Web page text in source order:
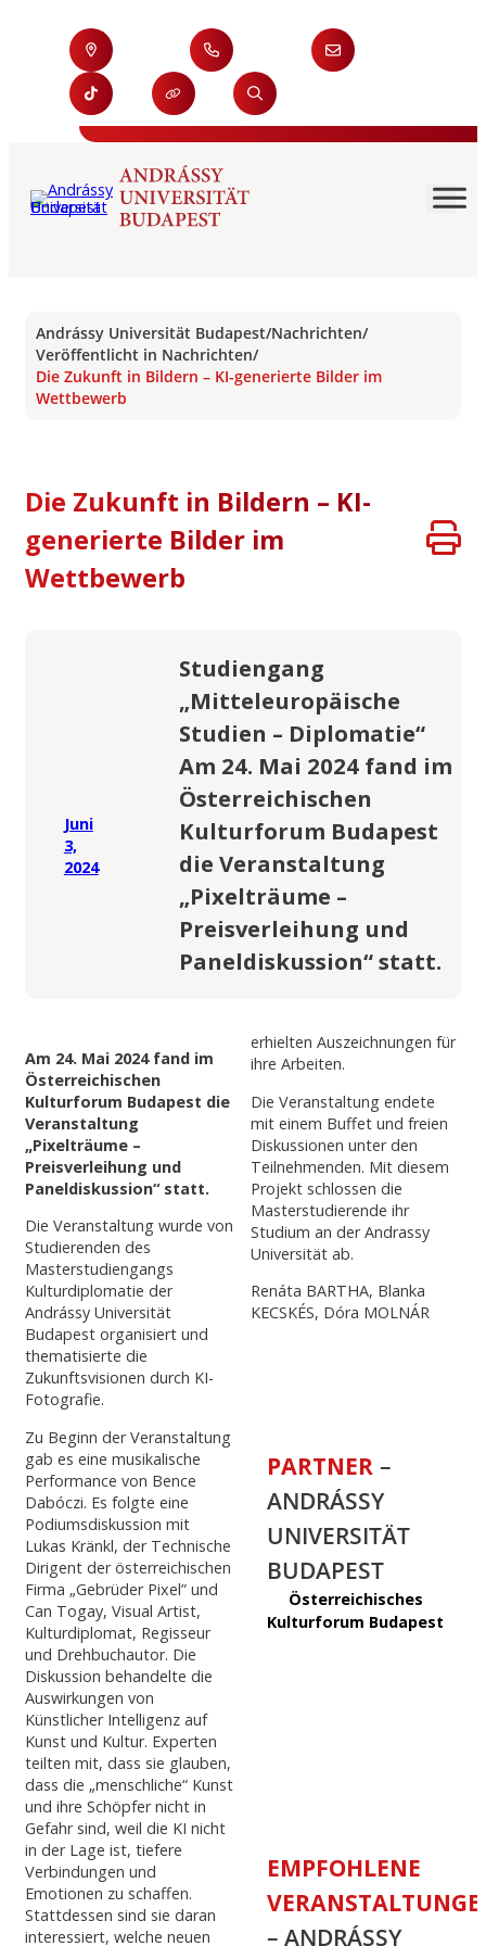
Andrássy Universität Budapest/Nachrichten/
Veröffentlicht in Nachrichten/
Die Zukunft in Bildern – KI-generierte Bilder im
Wettbewerb
Die Zukunft in Bildern – KI-
generierte Bilder im
Wettbewerb
Juni
3,
2024
Studiengang
„Mitteleuropäische
Studien – Diplomatie“
Am 24. Mai 2024 fand im
Österreichischen
Kulturforum Budapest
die Veranstaltung
„Pixelträume –
Preisverleihung und
Paneldiskussion“ statt.
Am 24. Mai 2024 fand im
Österreichischen
Kulturforum Budapest die
Veranstaltung
„Pixelträume –
Preisverleihung und
Paneldiskussion“ statt.
Die Veranstaltung wurde von
Studierenden des
Masterstudiengangs
Kulturdiplomatie der
Andrássy Universität
Budapest organisiert und
thematisierte die
Zukunftsvisionen durch KI-
Fotografie.
Zu Beginn der Veranstaltung
gab es eine musikalische
Performance von Bence
Dabóczi. Es folgte eine
Podiumsdiskussion mit
Lukas Kränkl, der Technische
Dirigent der österreichischen
Firma „Gebrüder Pixel” und
Can Togay, Visual Artist,
Kulturdiplomat, Regisseur
und Drehbuchautor. Die
Diskussion behandelte die
Auswirkungen von
Künstlicher Intelligenz auf
Kunst und Kultur. Experten
teilten mit, dass sie glauben,
dass die „menschliche“ Kunst
und ihre Schöpfer nicht in
Gefahr sind, weil die KI nicht
in der Lage ist, tiefere
Verbindungen und
Emotionen zu schaffen.
Stattdessen sind sie daran
interessiert, welche neuen
erhielten Auszeichnungen für
ihre Arbeiten.
Die Veranstaltung endete
mit einem Buffet und freien
Diskussionen unter den
Teilnehmenden. Mit diesem
Projekt schlossen die
Masterstudierende ihr
Studium an der Andrassy
Universität ab.
Renáta BARTHA, Blanka
KECSKÉS, Dóra MOLNÁR
PARTNER –
ANDRÁSSY
UNIVERSITÄT
BUDAPEST
Österreichisches
Kulturforum Budapest
EMPFOHLENE
– ANDRÁSSY